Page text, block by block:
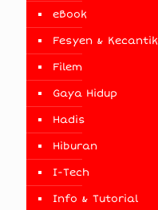
eBook
Fesyen &
Filem
Gaya Hidup
Hadis
Hiburan
I-Tech
Info & Tutorial